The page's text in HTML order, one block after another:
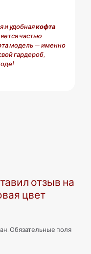
и удобнаякофта
частью
модель — именно
гардероб,
отзыв на
цвет
Обязательные поля